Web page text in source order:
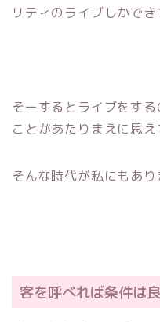
リティのライブしかで
そーするとライブをす
ことがあたりまえに思え
そんな時代が私にもあり
客を呼べれば条件は